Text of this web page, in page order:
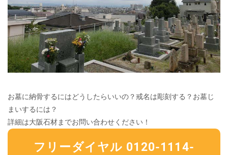
お墓に納骨するにはどうしたらいいの？戒名は彫刻する？お墓じ
まいするには？
詳細は大阪石材までお問い合わせください！
フリーダイヤル 0120-1114-